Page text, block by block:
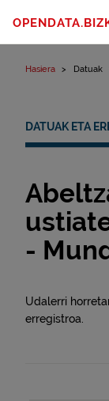
Hasiera Datuak
DATUAK ETA
-
Udalerri
erregistroa.